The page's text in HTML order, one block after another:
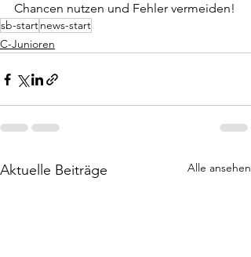
Chancen nutzen und Fehler vermeiden!
sb-startnews-start
C-Junioren
Aktuelle Beiträge Alle ansehen